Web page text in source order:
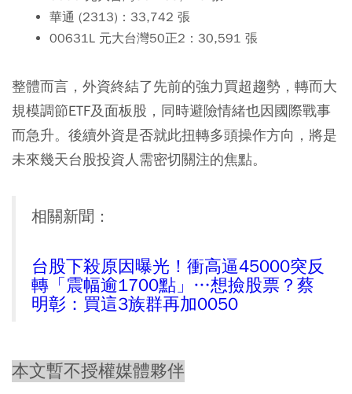
華通 (2313)：33,742 張
00631L 元大台灣50正2：30,591 張
整體而言，外資終結了先前的強力買超趨勢，轉而大
規模調節ETF及面板股，同時避險情緒也因國際戰事
而急升。後續外資是否就此扭轉多頭操作方向，將是
未來幾天台股投資人需密切關注的焦點。
相關新聞：
台股下殺原因曝光！衝高逼45000突反
轉「震幅逾1700點」…想撿股票？蔡
明彰：買這3族群再加0050
本文暫不授權媒體夥伴